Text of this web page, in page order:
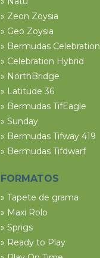
» Zeon Zoysia
» Geo Zoysia
» Bermudas Celebration
» Celebration Hybrid
» NorthBridge
» Latitude 36
» Bermudas TifEagle
» Sunday
» Bermudas Tifway 419
» Bermudas Tifdwarf
FORMATOS
» Tapete de grama
» Maxi Rolo
» Sprigs
» Ready to Play